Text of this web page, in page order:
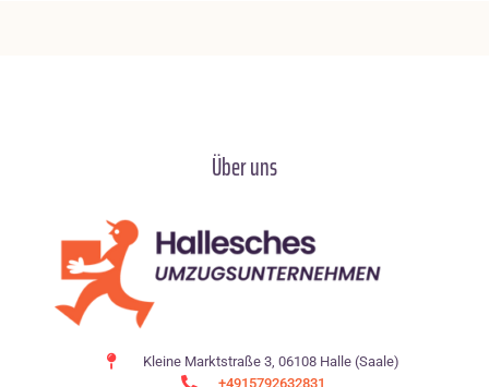
Über uns
Kleine Marktstraße 3, 06108 Halle (Saale)
+4915792632831